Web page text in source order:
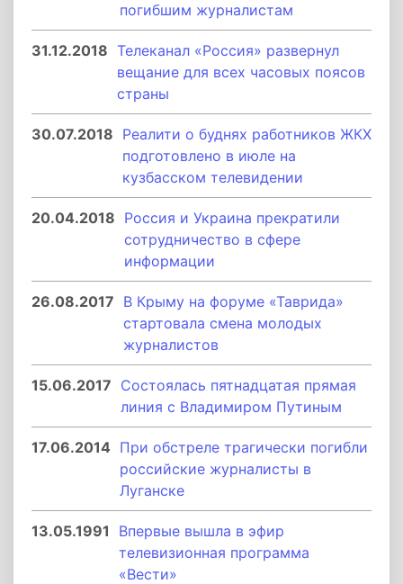
погибшим журналистам
31.12.2018 Телеканал «Россия» развернул
вещание для всех часовых поясов
страны
30.07.2018 Реалити о буднях работников ЖКХ
подготовлено в июле на
кузбасском телевидении
20.04.2018 Россия и Украина прекратили
сотрудничество в сфере
информации
26.08.2017 В Крыму на форуме «Таврида»
стартовала смена молодых
журналистов
15.06.2017 Состоялась пятнадцатая прямая
линия с Владимиром Путиным
17.06.2014 При обстреле трагически погибли
российские журналисты в
Луганске
13.05.1991
Впервые вышла в эфир
телевизионная программа
«Вести»